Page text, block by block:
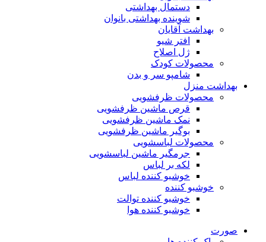
دستمال بهداشتی
شوینده بهداشتی بانوان
بهداشت آقایان
افتر شیو
ژل اصلاح
محصولات کودک
شامپو سر و بدن
بهداشت منزل
محصولات ظرفشویی
قرص ماشین ظرفشویی
نمک ماشین ظرفشویی
بوگیر ماشین ظرفشویی
محصولات لباسشویی
جرمگیر ماشین لباسشویی
لکه بر لباس
خوشبو کننده لباس
خوشبو کننده
خوشبو کننده توالت
خوشبو کننده هوا
صورت